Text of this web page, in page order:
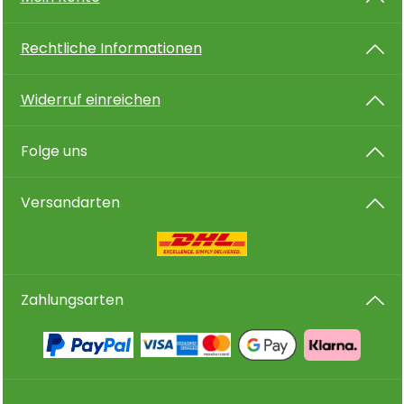
Methylmethanamin (Einecs 204-697-4) mit
mg/g baua-Nr. N-102215 - CHZN in
schnell löslich zur StoßbehandlungH302
Gesundheitsschädlich bei Verschlucken. H319
Gesundheitsschädlich bei Verschlucken. H319
Verursacht schwere Augenreizung. H335 Kann
die Atemwege reizen. H410 Sehr giftig für
Wasserorganismen mit langfristiger Wirkung.
EUH031 Entwickelt bei Berührung mit Säure
mit anderen Produkten verwenden, da
gefährliche Gase (Chlor) freigesetzt werden
können. P101 Ist ärztlicher Rat erforderlich,
Verpackung oder Kennzeichnungsetikett
bereithalten. P102 Darf nicht in die Hände von
Rechtliche Informationen
Widerruf einreichen
Folge uns
Versandarten
Zahlungsarten